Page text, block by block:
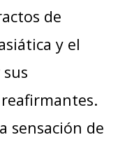
de
y el
sensación de